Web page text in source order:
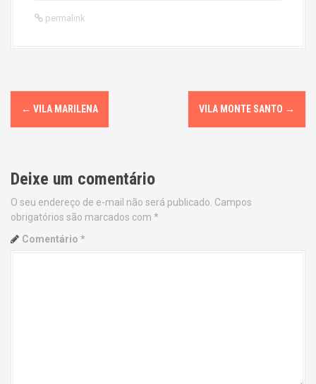
permalink
P
o
t
n
a
← VILA MARILENA VILA MONTE SANTO →
Deixe um comentário
O seu endereço de e-mail não será publicado. Campos
obrigatórios são marcados com *
Comentário *